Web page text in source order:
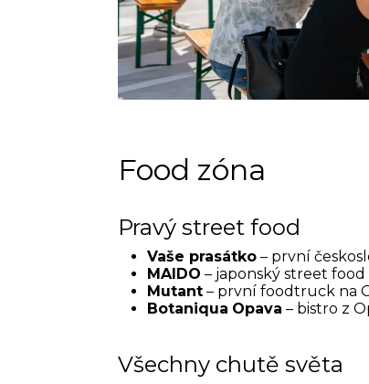
Food zóna
Pravý street food
Vaše prasátko – první
MAIDO – japonský street food
Mutant – první foodtruck na
Botaniqua Opava – bistro z
Všechny chutě světa